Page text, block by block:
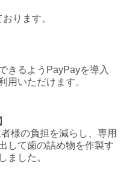
ります。
きるようPayPayを導入
用いただけます。
様の負担を減らし、専用
して歯の詰め物を作製す
ました。